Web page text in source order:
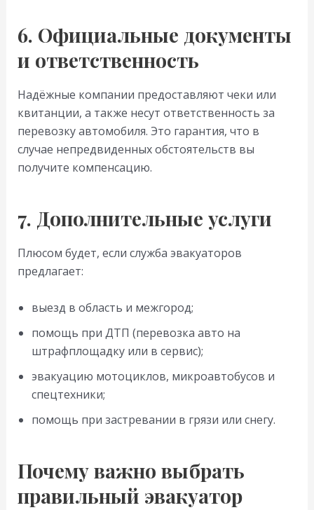
6. Официальные документы
и ответственность
Надёжные компании предоставляют чеки или
квитанции, а также несут ответственность за
перевозку автомобиля. Это гарантия, что в
случае непредвиденных обстоятельств вы
получите компенсацию.
7. Дополнительные услуги
Плюсом будет, если служба эвакуаторов
предлагает:
выезд в область и межгород;
помощь при ДТП (перевозка авто на
штрафплощадку или в сервис);
эвакуацию мотоциклов, микроавтобусов и
спецтехники;
помощь при застревании в грязи или снегу.
Почему важно выбрать
правильный эвакуатор